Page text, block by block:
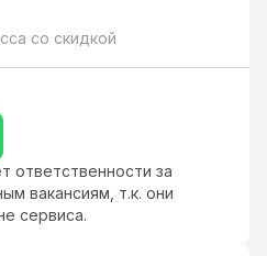
со скидкой
ответственности за
вакансиям, т.к. они
сервиса.